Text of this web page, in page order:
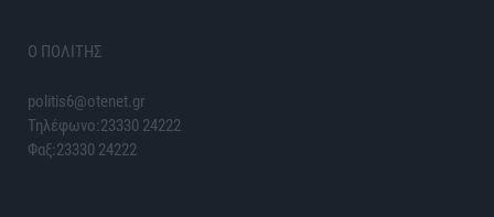
Ο ΠΟΛΙΤΗΣ
politis6@otenet.gr
Τηλέφωνο:23330 24222
Φαξ:23330 24222